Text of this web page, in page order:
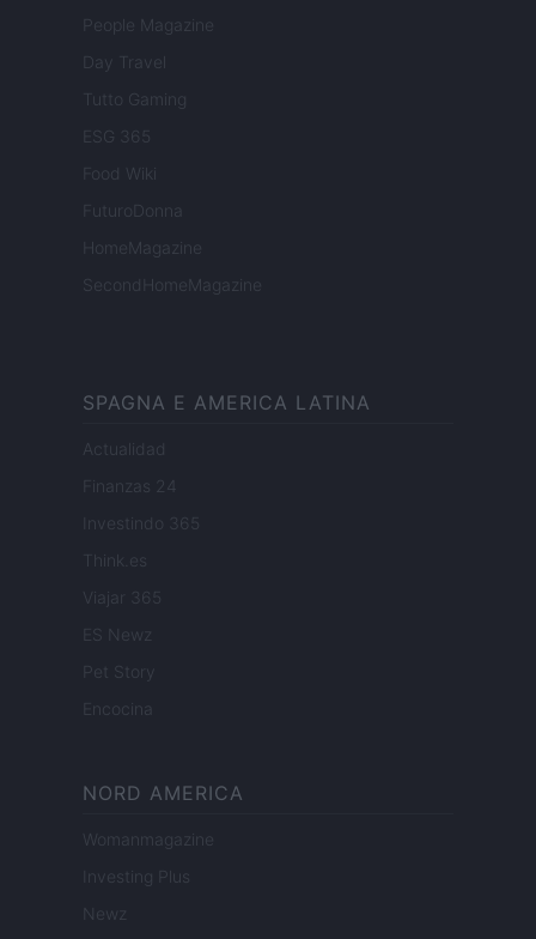
People Magazine
Day Travel
Tutto Gaming
ESG 365
Food Wiki
FuturoDonna
HomeMagazine
SecondHomeMagazine
SPAGNA E AMERICA LATINA
Actualidad
Finanzas 24
Investindo 365
Think.es
Viajar 365
ES Newz
Pet Story
Encocina
NORD AMERICA
Womanmagazine
Investing Plus
Newz